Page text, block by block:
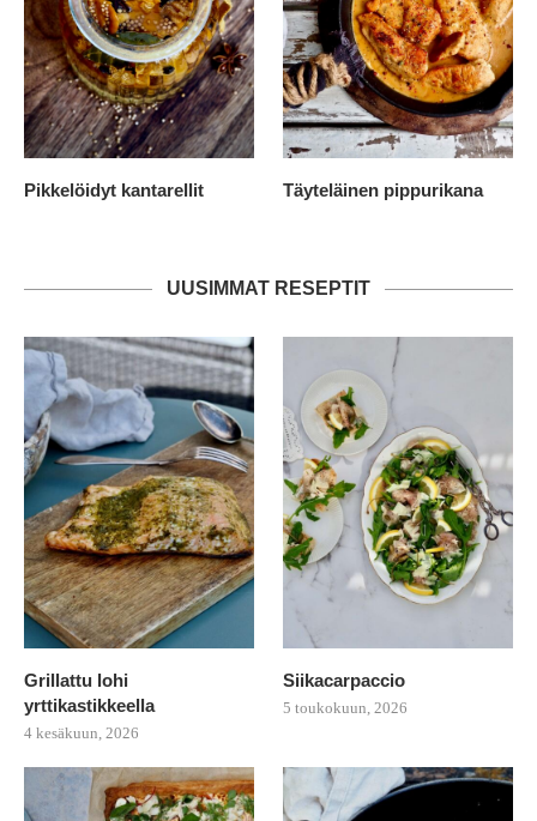
Pikkelöidyt kantarellit Täyteläinen pippurikana
UUSIMMAT RESEPTIT
Grillattu lohi
yrttikastikkeella
4 kesäkuun, 2026
Siikacarpaccio
5 toukokuun, 2026